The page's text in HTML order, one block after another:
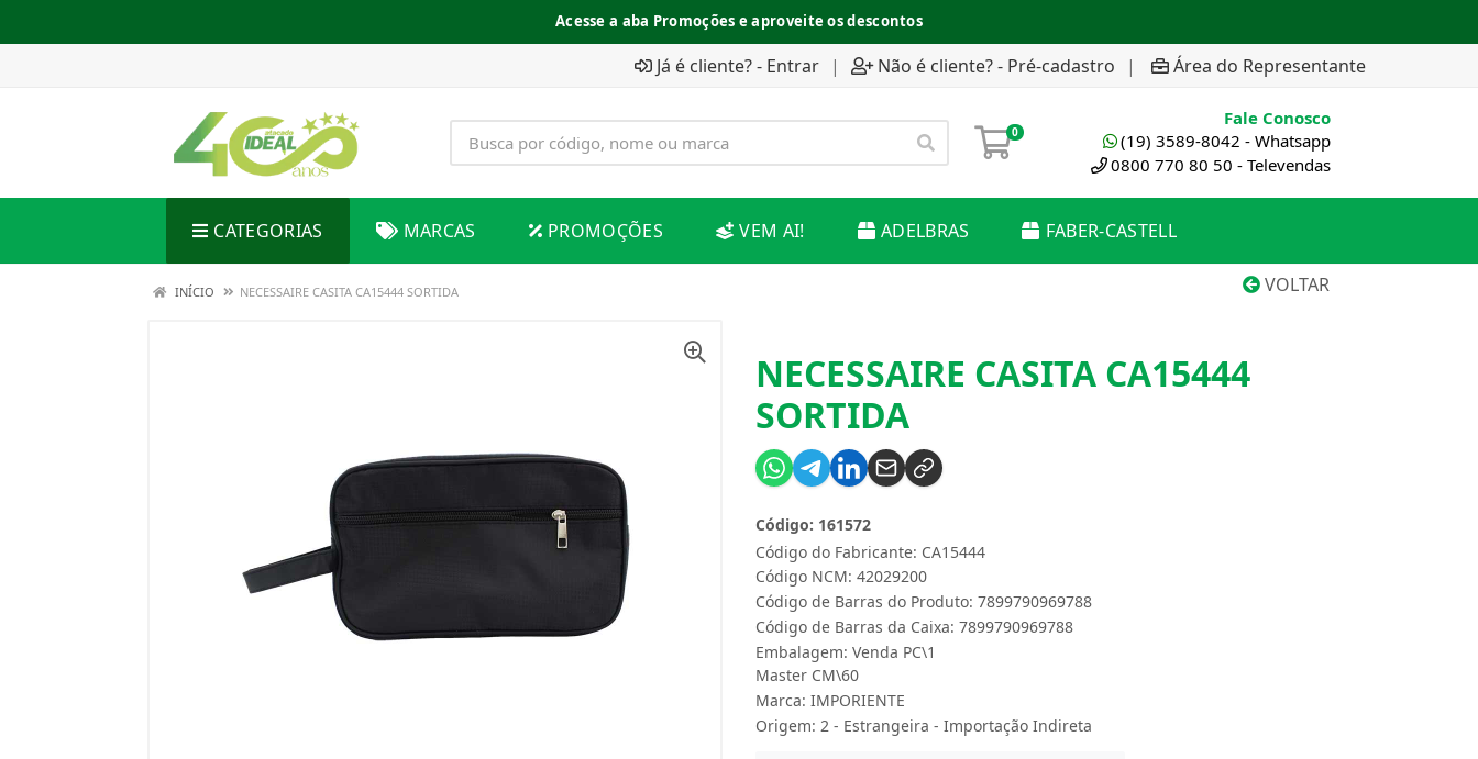
Acesse a aba Promoções e aproveite os descontos
Já é cliente? - Entrar | Não é cliente? - Pré-cadastro | Área do Representante
0
Fale Conosco
(19) 3589-8042 - Whatsapp
0800 770 80 50 - Televendas
CATEGORIAS MARCAS PROMOÇÕES VEM AI! ADELBRAS FABER-CASTELL
VOLTAR
INÍCIO NECESSAIRE CASITA CA15444 SORTIDA
NECESSAIRE CASITA CA15444
SORTIDA
Código do Fabricante: CA15444
Código: 161572
Código NCM: 42029200
Código de Barras do Produto: 7899790969788
Código de Barras da Caixa: 7899790969788
Embalagem: Venda PC\1
Master CM\60
Marca: IMPORIENTE
Origem: 2 - Estrangeira - Importação Indireta